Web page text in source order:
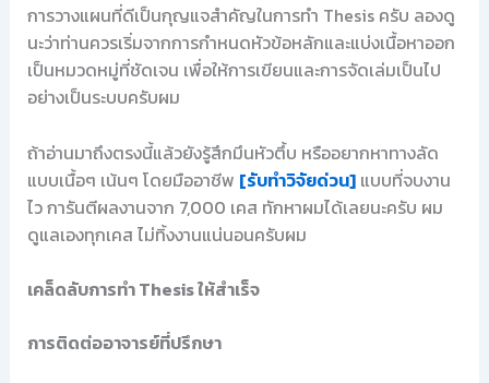
การวางแผนที่ดีเป็นกุญแจสำคัญในการทำ Thesis ครับ ลองดู
นะว่าท่านควรเริ่มจากการกำหนดหัวข้อหลักและแบ่งเนื้อหาออก
เป็นหมวดหมู่ที่ชัดเจน เพื่อให้การเขียนและการจัดเล่มเป็นไป
อย่างเป็นระบบครับผม
ถ้าอ่านมาถึงตรงนี้แล้วยังรู้สึกมึนหัวตึ้บ หรืออยากหาทางลัด
แบบเนื้อๆ เน้นๆ โดยมืออาชีพ [รับทำวิจัยด่วน]แบบที่จบงาน
ไว การันตีผลงานจาก 7,000 เคส ทักหาผมได้เลยนะครับ ผม
ดูแลเองทุกเคส ไม่ทิ้งงานแน่นอนครับผม
เคล็ดลับการทำ Thesis ให้สำเร็จ
การติดต่ออาจารย์ที่ปรึกษา